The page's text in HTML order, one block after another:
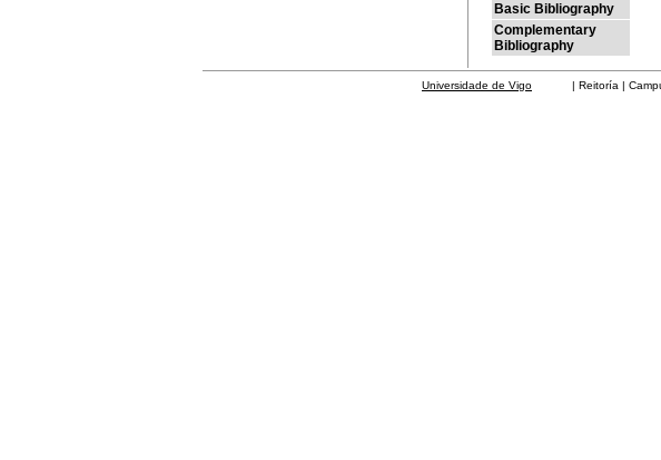
Basic Bibliography
Complementary
Bibliography
Universidade de Vigo | Reitoría | Campus